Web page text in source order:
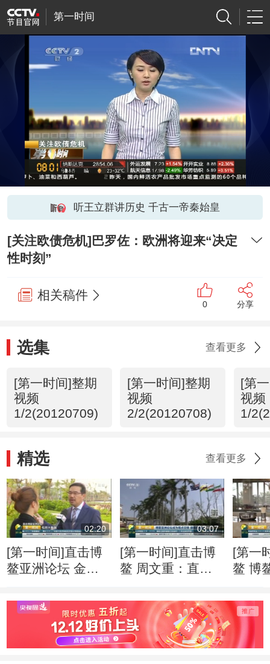
第一时间
听王立群讲历史 千古一帝秦始皇
[关注欧债危机]巴罗佐：欧洲将迎来“决定
性时刻”
相关稿件
0 分享
选集 查看更多
[第一时间]整期
视频
1/2(20120709)
[第一时间]整期
视频
2/2(20120708)
[第
视频
1/
精选 查看更多
02:20
[第一时间]直击博
鳌亚洲论坛 金融
管面临更多挑战
03:07
[第一时间]直击博
鳌 周文重：直面
洲应发出自己的声
音
[第一
鳌 博
就绪